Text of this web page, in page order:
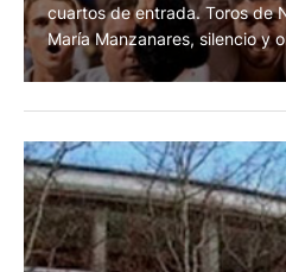
cuartos de entrada. Toros de
María Manzanares, silencio y
oreja y dos orejas. Roca Rey,